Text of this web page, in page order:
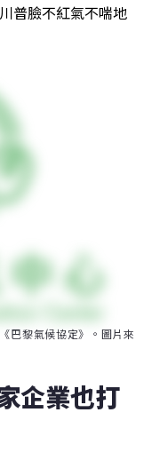
普臉不紅氣不喘地
巴黎氣候協定》。圖片來
企業也打